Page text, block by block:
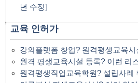
년 수정]
교육 인허가
강의플랫폼 창업? 원격평생교육시
원격 평생교육시설 등록? 이런 리
원격평생직업교육학원? 설립사례